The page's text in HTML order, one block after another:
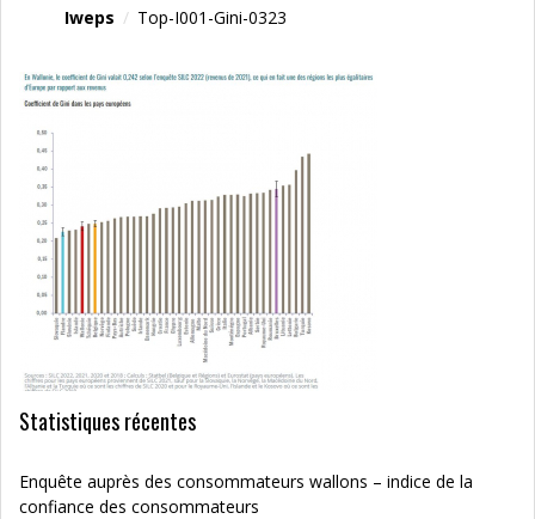
Iweps / Top-I001-Gini-0323
Statistiques récentes
Enquête auprès des consommateurs wallons – indice de la
confiance des consommateurs